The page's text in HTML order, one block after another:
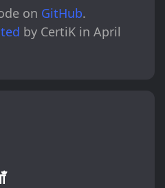
on GitHub.
by CertiK in April